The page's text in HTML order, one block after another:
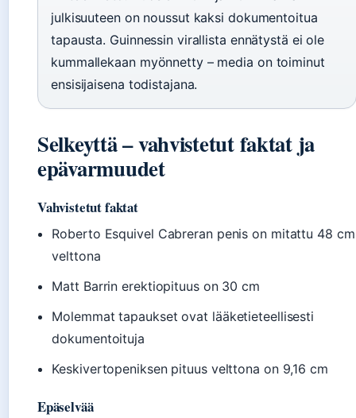
julkisuuteen on noussut kaksi dokumentoitua
tapausta. Guinnessin virallista ennätystä ei ole
kummallekaan myönnetty – media on toiminut
ensisijaisena todistajana.
Selkeyttä – vahvistetut faktat ja
epävarmuudet
Vahvistetut faktat
Roberto Esquivel Cabreran penis on mitattu 48 cm
velttona
Matt Barrin erektiopituus on 30 cm
Molemmat tapaukset ovat lääketieteellisesti
dokumentoituja
Keskivertopeniksen pituus velttona on 9,16 cm
Epäselvää